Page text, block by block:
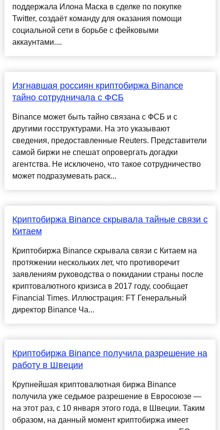
поддержала Илона Маска в сделке по покупке
Twitter, создаёт команду для оказания помощи
социальной сети в борьбе с фейковыми
аккаунтами....
Изгнавшая россиян криптобиржа Binance
тайно сотрудничала с ФСБ
Binance может быть тайно связана с ФСБ и с
другими госструктурами. На это указывают
сведения, предоставленные Reuters. Представители
самой биржи не спешат опровергать догадки
агентства. Не исключено, что такое сотрудничество
может подразумевать раск...
Криптобиржа Binance скрывала тайные связи с
Китаем
Криптобиржа Binance скрывала связи с Китаем на
протяжении нескольких лет, что противоречит
заявлениям руководства о покидании страны после
криптовалютного кризиса в 2017 году, сообщает
Financial Times. Иллюстрация: FT Генеральный
директор Binance Ча...
Криптобиржа Binance получила разрешение на
работу в Швеции
Крупнейшая криптовалютная биржа Binance
получила уже седьмое разрешение в Евросоюзе —
на этот раз, с 10 января этого года, в Швеции. Таким
образом, на данный момент криптобиржа имеет